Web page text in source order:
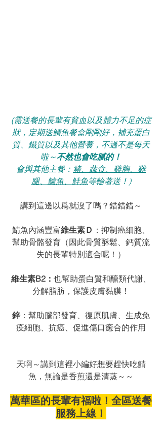
(需送餐的長輩有貧血以及體力不足的症
狀，定期送鯖魚餐盒剛剛好，補充蛋白
質、鐵質以及其他營養，不過不是每天
啦～不然也會吃膩的！
會與其他主餐： 豬、蔬食、雞胸、雞
腿、鱸魚、鮭魚等輪著送！)
講到這邊以爲就沒了嗎？錯錯錯～
鯖魚內涵豐富維生素Ｄ ：抑制癌細胞、
幫助骨骼發育（因此骨質酥鬆、鈣質流
失的長輩特別適合呢！）
維生素B2： 也幫助蛋白質和醣類代謝、
分解脂肪，保護皮膚黏膜！
鋅 ：幫助腦部發育、復原肌膚、生成免
疫細胞、抗癌、促進傷口癒合的作用
天啊～講到這裡小編好想要趕快吃鯖
魚，無論是香煎還是清蒸～～
萬華區的長輩有福啦！全區送餐
服務上線！